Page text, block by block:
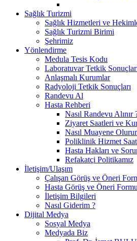
Sağlık Turizmi
Sağlık Hizmetleri ve
Sağlık Turizmi Birimi
Şehrimiz
Yönlendirme
Medula Tesis Kodu
Laboratuvar Tetkik
Anlaşmalı Kurumlar
Radyoloji Tetkik Sonuçları
Randevu Al
Hasta Rehberi
Nasıl Randevu Alınır
Ziyaret Saatleri ve
Nasıl Muayene
Poliklinik Hizmet
Hasta Hakları ve
Refakatçi Politikamız
İletişim/Ulaşım
Çalışan Görüş ve Öneri
Hasta Görüş ve Öneri Formu
İletişim Bilgileri
Nasıl Giderim ?
Dijital Medya
Sosyal Medya
Medyada Biz